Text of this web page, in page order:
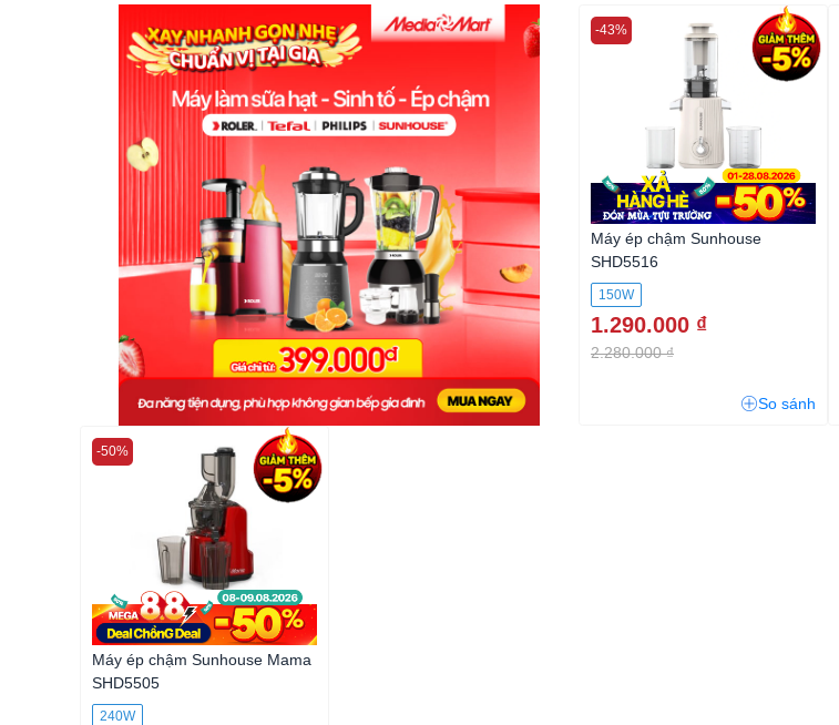
Máy ép chậm Sunhouse
SHD5516
150W
1.290.000 ₫
2.280.000 ₫
-43%
So sánh
Máy ép chậm Sunhouse Mama
SHD5505
240W
-50%